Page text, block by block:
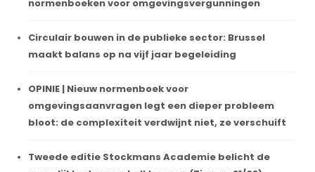
normenboeken voor omgevingsvergunningen
Circulair bouwen in de publieke sector: Brussel
maakt balans op na vijf jaar begeleiding
OPINIE | Nieuw normenboek voor
omgevingsaanvragen legt een dieper probleem
bloot: de complexiteit verdwijnt niet, ze verschuift
Tweede editie Stockmans Academie belicht de